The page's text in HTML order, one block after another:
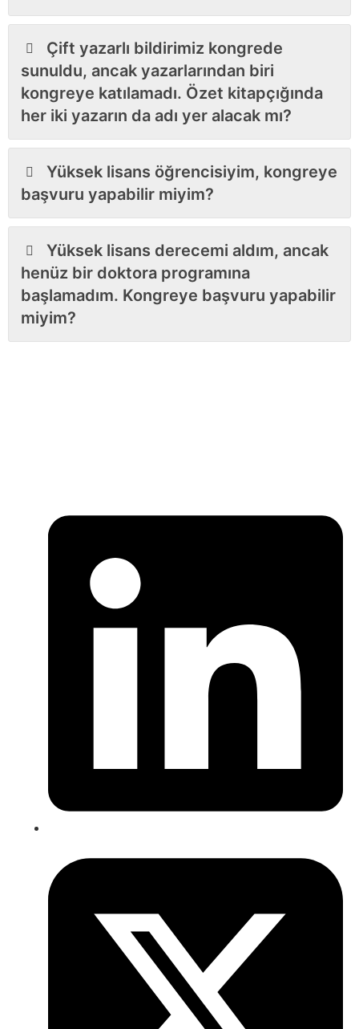
Çift yazarlı bildirimiz kongrede
sunuldu, ancak yazarlarından biri
kongreye katılamadı. Özet kitapçığında
her iki yazarın da adı yer alacak mı?
Yüksek lisans öğrencisiyim, kongreye
başvuru yapabilir miyim?
Yüksek lisans derecemi aldım, ancak
henüz bir doktora programına
başlamadım. Kongreye başvuru yapabilir
miyim?